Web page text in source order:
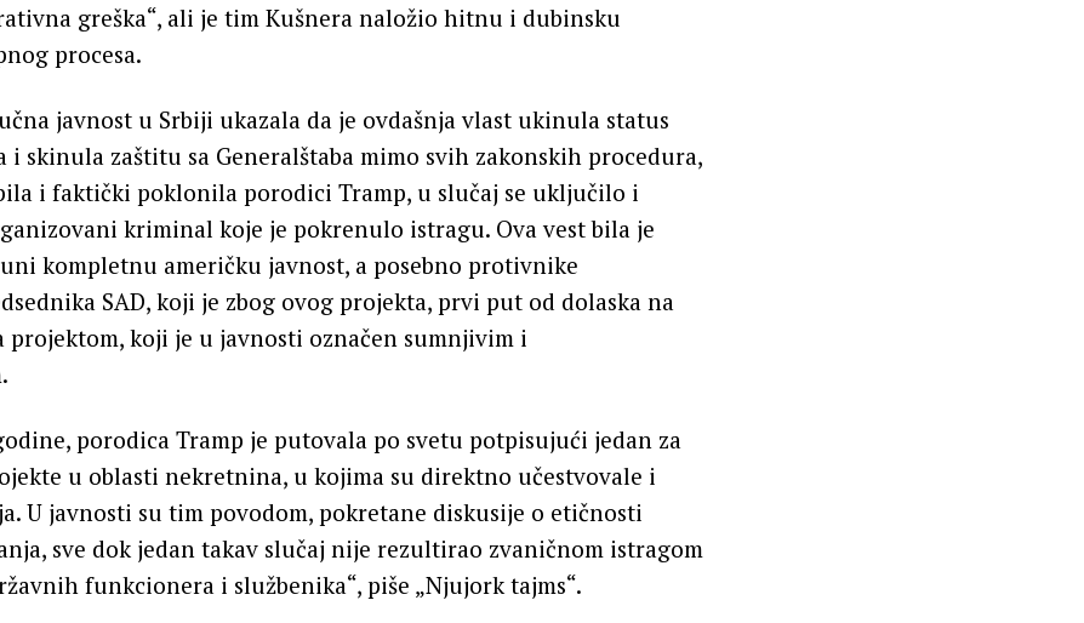
greška“, ali je tim Kušnera naložio hitnu i dubinsku
procesa.
javnost u Srbiji ukazala da je ovdašnja vlast ukinula status
skinula zaštitu sa Generalštaba mimo svih zakonskih procedura,
i faktički poklonila porodici Tramp, u slučaj se uključilo i
kriminal koje je pokrenulo istragu. Ova vest bila je
kompletnu američku javnost, a posebno protivnike
SAD, koji je zbog ovog projekta, prvi put od dolaska na
projektom, koji je u javnosti označen sumnjivim i
porodica Tramp je putovala po svetu potpisujući jedan za
u oblasti nekretnina, u kojima su direktno učestvovale i
U javnosti su tim povodom, pokretane diskusije o etičnosti
sve dok jedan takav slučaj nije rezultirao zvaničnom istragom
funkcionera i službenika“, piše „Njujork tajms“.